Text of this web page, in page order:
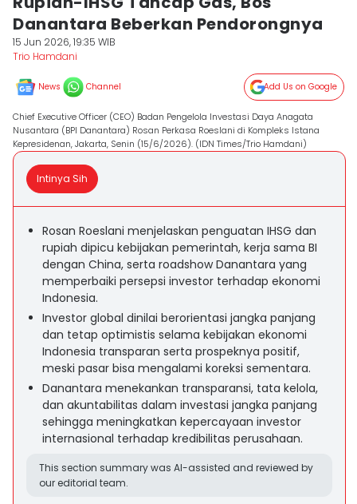
Danantara Beberkan Pendorongnya
15 Jun 2026, 19:35 WIB
Trio Hamdani
News Channel Add Us on Google
Chief Executive Officer (CEO) Badan Pengelola Investasi Daya Anagata
Nusantara (BPI Danantara) Rosan Perkasa Roeslani di Kompleks Istana
Kepresidenan, Jakarta, Senin (15/6/2026). (IDN Times/Trio Hamdani)
Intinya Sih
Rosan Roeslani menjelaskan penguatan IHSG dan
rupiah dipicu kebijakan pemerintah, kerja sama BI
dengan China, serta roadshow Danantara yang
memperbaiki persepsi investor terhadap ekonomi
Indonesia.
Investor global dinilai berorientasi jangka panjang
dan tetap optimistis selama kebijakan ekonomi
Indonesia transparan serta prospeknya positif,
meski pasar bisa mengalami koreksi sementara.
Danantara menekankan transparansi, tata kelola,
dan akuntabilitas dalam investasi jangka panjang
sehingga meningkatkan kepercayaan investor
internasional terhadap kredibilitas perusahaan.
This section summary was AI-assisted and reviewed by
our editorial team.